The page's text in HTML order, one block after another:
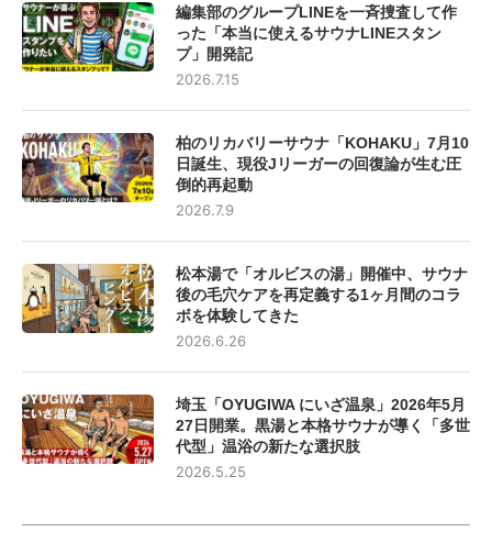
編集部のグループLINEを一斉捜査して作
った「本当に使えるサウナLINEスタン
プ」開発記
2026.7.15
柏のリカバリーサウナ「KOHAKU」7月10
日誕生、現役Jリーガーの回復論が生む圧
倒的再起動
2026.7.9
松本湯で「オルビスの湯」開催中、サウナ
後の毛穴ケアを再定義する1ヶ月間のコラ
ボを体験してきた
2026.6.26
埼玉「OYUGIWA にいざ温泉」2026年5月
27日開業。黒湯と本格サウナが導く「多世
代型」温浴の新たな選択肢
2026.5.25